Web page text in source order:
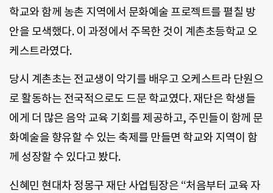
학교와 함께 농촌 지역에서 문화예술 프로젝트를 펼칠 방
안을 모색했다. 이 과정에서 주목한 것이 계촌초등학교 오
케스트라였다.
당시 계촌초는 전교생이 악기를 배우고 오케스트라 단원으
로 활동하는 전국적으로도 드문 학교였다. 재단은 학생들
에게 더 많은 음악 교육 기회를 제공하고, 주민들이 함께 문
화예술을 향유할 수 있는 축제를 만들면 학교와 지역이 함
께 성장할 수 있다고 봤다.
신혜민 현대차 정몽구 재단 사업팀장은 “처음부터 교육 자